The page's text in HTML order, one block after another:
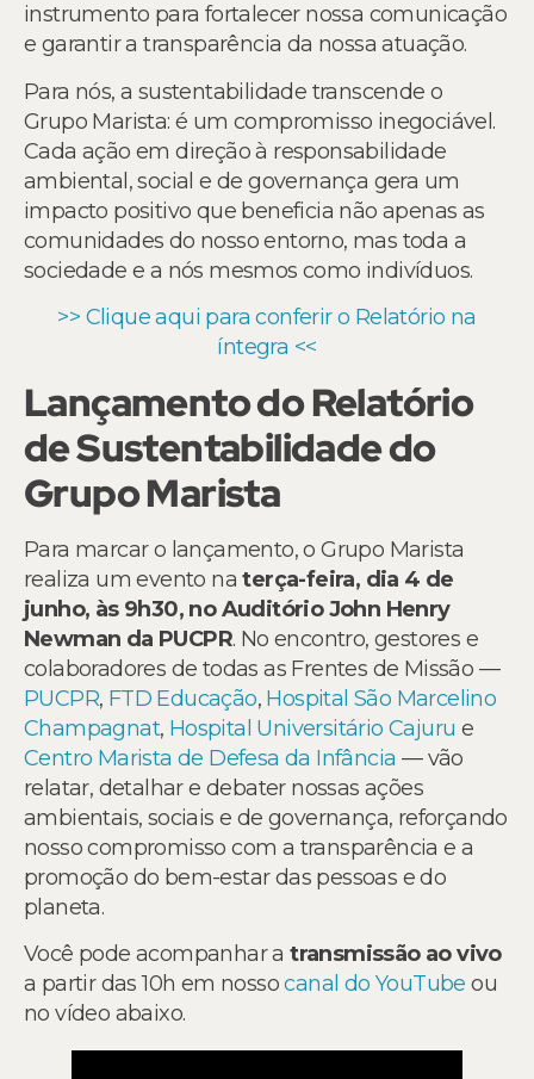
instrumento para fortalecer nossa comunicação
e garantir a transparência da nossa atuação.
Para nós, a sustentabilidade transcende o
Grupo Marista: é um compromisso inegociável.
Cada ação em direção à responsabilidade
ambiental, social e de governança gera um
impacto positivo que beneficia não apenas as
comunidades do nosso entorno, mas toda a
sociedade e a nós mesmos como indivíduos.
>> Clique aqui para conferir o Relatório na
íntegra <<
Lançamento do Relatório
de Sustentabilidade do
Grupo Marista
Para marcar o lançamento, o Grupo Marista
realiza um evento naterça-feira, dia 4 de
junho, às 9h30, no Auditório John Henry
Newman da PUCPR. No encontro, gestores e
colaboradores de todas as Frentes de Missão —
PUCPR, FTD Educação, Hospital São Marcelino
Champagnat, Hospital Universitário Cajuru e
Centro Marista de Defesa da Infância — vão
relatar, detalhar e debater nossas ações
ambientais, sociais e de governança, reforçando
nosso compromisso com a transparência e a
promoção do bem-estar das pessoas e do
planeta.
Você pode acompanhar atransmissão ao vivo
a partir das 10h em nossocanal do YouTube ou
no vídeo abaixo.